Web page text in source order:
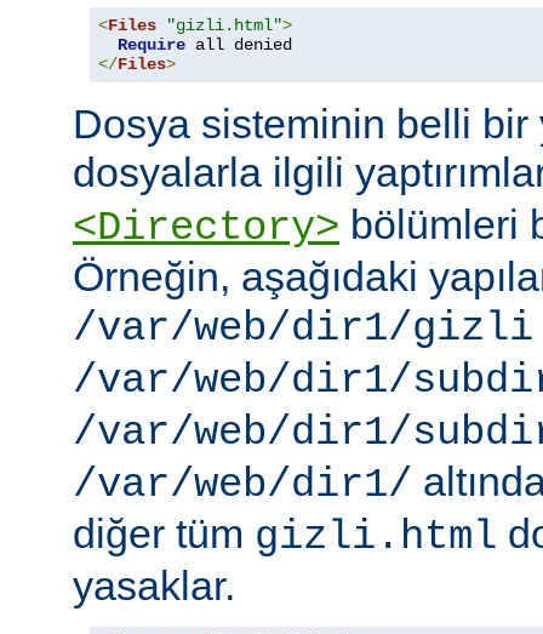
<Files "gizli.html">
Require
</Files>
Dosya sisteminin belli
dosyalarla ilgili
<Directory> bölümleri
Örneğin, aşağıdaki
/var/web/dir1/
/var/web/dir1/
/var/web/dir1/
/var/web/dir1/
diğer tüm gizli.html
yasaklar.